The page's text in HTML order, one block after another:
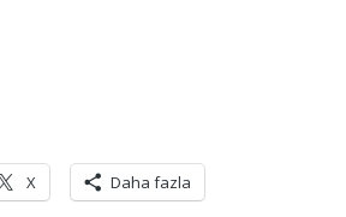
X Daha fazla